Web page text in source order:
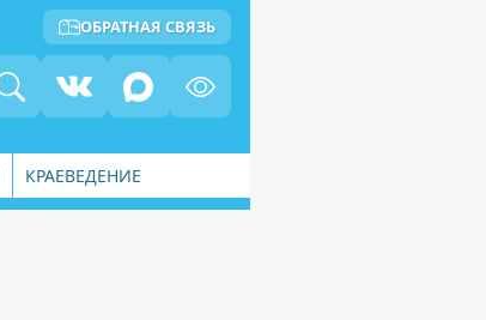
ОБРАТНАЯ СВЯЗЬ
КРАЕВЕДЕНИЕ